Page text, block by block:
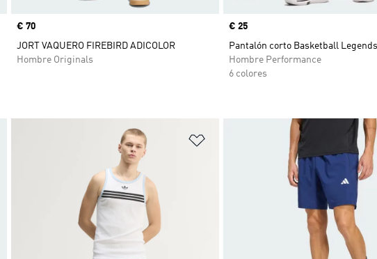
Precio
€ 70
JORT VAQUERO FIREBIRD ADICOLOR
Hombre Originals
Precio
€ 25
Pantalón corto Basketball
Hombre Performance
6 colores
Añadir a la lista de deseos Añadir a la lista de deseos